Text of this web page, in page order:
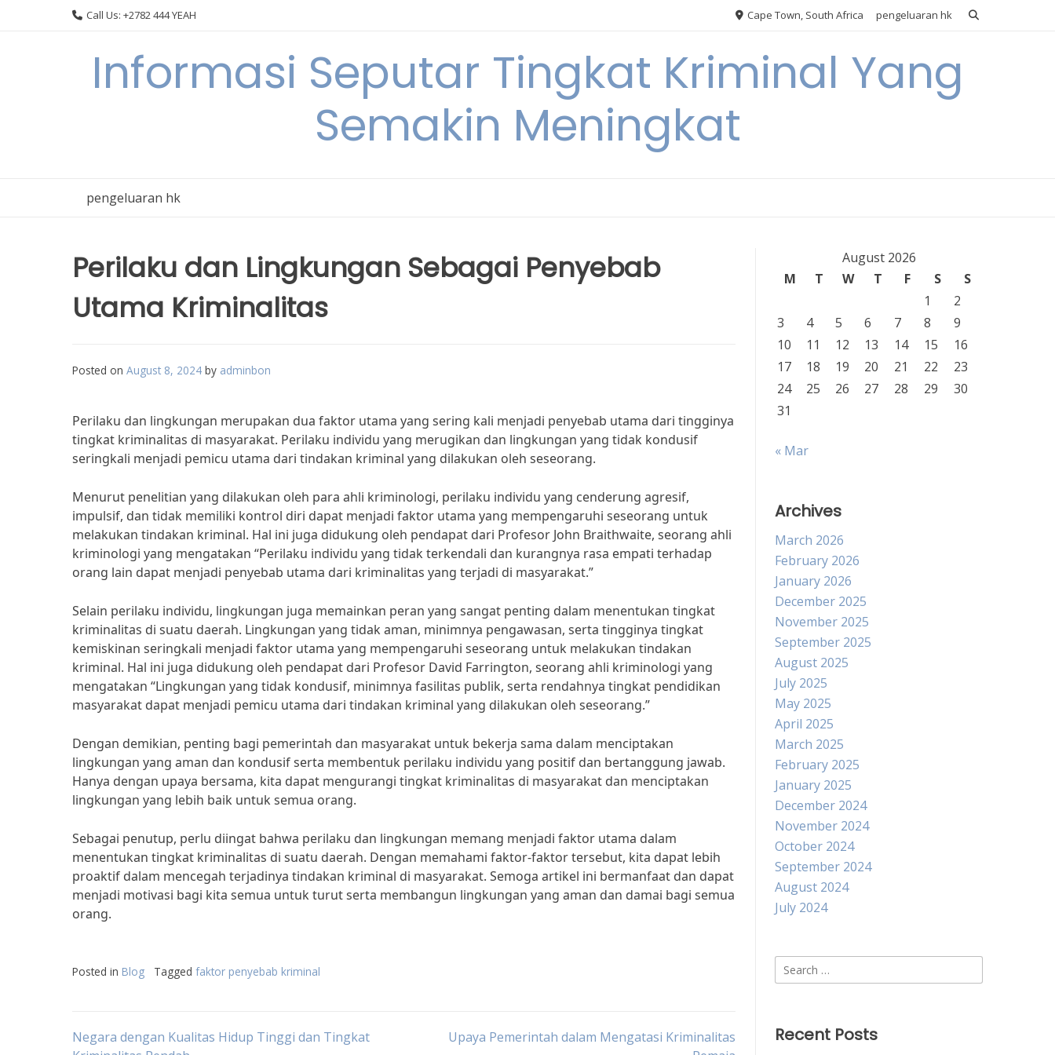
Call Us: +2782 444 YEAH Cape Town, South Africa pengeluaran hk
Informasi Seputar Tingkat Kriminal Yang
Semakin Meningkat
pengeluaran hk
Perilaku dan Lingkungan Sebagai Penyebab
Utama Kriminalitas
Posted on August 8, 2024 by adminbon
Perilaku dan lingkungan merupakan dua faktor utama yang sering kali menjadi penyebab utama dari tingginya
tingkat kriminalitas di masyarakat. Perilaku individu yang merugikan dan lingkungan yang tidak kondusif
seringkali menjadi pemicu utama dari tindakan kriminal yang dilakukan oleh seseorang.
Menurut penelitian yang dilakukan oleh para ahli kriminologi, perilaku individu yang cenderung agresif,
impulsif, dan tidak memiliki kontrol diri dapat menjadi faktor utama yang mempengaruhi seseorang untuk
melakukan tindakan kriminal. Hal ini juga didukung oleh pendapat dari Profesor John Braithwaite, seorang ahli
kriminologi yang mengatakan “Perilaku individu yang tidak terkendali dan kurangnya rasa empati terhadap
orang lain dapat menjadi penyebab utama dari kriminalitas yang terjadi di masyarakat.”
Selain perilaku individu, lingkungan juga memainkan peran yang sangat penting dalam menentukan tingkat
kriminalitas di suatu daerah. Lingkungan yang tidak aman, minimnya pengawasan, serta tingginya tingkat
kemiskinan seringkali menjadi faktor utama yang mempengaruhi seseorang untuk melakukan tindakan
kriminal. Hal ini juga didukung oleh pendapat dari Profesor David Farrington, seorang ahli kriminologi yang
mengatakan “Lingkungan yang tidak kondusif, minimnya fasilitas publik, serta rendahnya tingkat pendidikan
masyarakat dapat menjadi pemicu utama dari tindakan kriminal yang dilakukan oleh seseorang.”
Dengan demikian, penting bagi pemerintah dan masyarakat untuk bekerja sama dalam menciptakan
lingkungan yang aman dan kondusif serta membentuk perilaku individu yang positif dan bertanggung jawab.
Hanya dengan upaya bersama, kita dapat mengurangi tingkat kriminalitas di masyarakat dan menciptakan
lingkungan yang lebih baik untuk semua orang.
Sebagai penutup, perlu diingat bahwa perilaku dan lingkungan memang menjadi faktor utama dalam
menentukan tingkat kriminalitas di suatu daerah. Dengan memahami faktor-faktor tersebut, kita dapat lebih
proaktif dalam mencegah terjadinya tindakan kriminal di masyarakat. Semoga artikel ini bermanfaat dan dapat
menjadi motivasi bagi kita semua untuk turut serta membangun lingkungan yang aman dan damai bagi semua
orang.
Posted in Blog Tagged faktor penyebab kriminal
Post
Negara dengan Kualitas Hidup Tinggi dan Tingkat
Upaya Pemerintah dalam Mengatasi Kriminalitas
August 2026
M
T W T F S
S
1
2
3
4 5 6 7 8
9
10
11 12 13 14 15
16
17
18 19 20 21 22
23
24
25 26 27 28 29
30
31
« Mar
Archives
March 2026
February 2026
January 2026
December 2025
November 2025
September 2025
August 2025
July 2025
May 2025
April 2025
March 2025
February 2025
January 2025
December 2024
November 2024
October 2024
September 2024
August 2024
July 2024
Search
for:
Recent Posts